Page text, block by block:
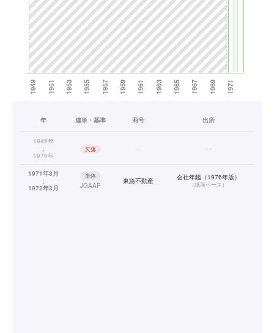
年 連単・基準 商号 出所
1949年
↓
1970年
欠落 — —
1971年3月
↓
1972年3月
単体
JGAAP
東急不動産 会社年鑑（1976年版）
（紙面ベース）